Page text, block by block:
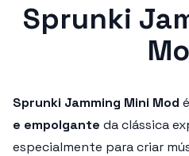
Sprunki
Sprunki Jamming Mini Mod
e empolgante da clássica
especialmente para criar